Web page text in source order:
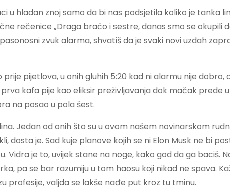
u hladan znoj samo da bi nas podsjetila koliko je tanka
rečenice „Draga braćo i sestre, danas smo se okupili
zvuk alarma, shvatiš da je svaki novi uzdah
pijetlova, u onih gluhih 5:20 kad ni alarmu nije dobro,
prva kafa pije kao eliksir preživljavanja dok mačak prede
na posao u pola šest.
Jedan od onih što su u ovom našem novinarskom
dosta je. Sad kuje planove kojih se ni Elon Musk ne bi
Vidra je to, uvijek stane na noge, kako god da ga baciš.
pa se bar razumiju u tom haosu koji nikad ne spava.
profesije, valjda se lakše nađe put kroz tu tminu.